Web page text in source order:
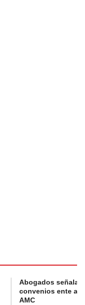
Abogados
convenios ente
AMC